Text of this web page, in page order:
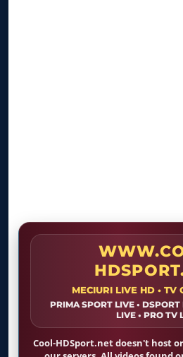
MECIURI LIVE HD • TV
PRIMA SPORT LIVE • DSPORT
LIVE • PRO TV
Cool-HDSport.net doesn't host